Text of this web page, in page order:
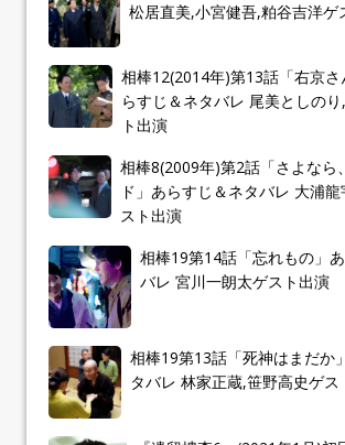
松居直美,小宮健吾,粕谷吉洋ゲ
相棒12(2014年)第13話「右京さ
らすじ＆ネタバレ 尾美としの
ト出演
相棒8(2009年)第2話「さよなら
ド」あらすじ＆ネタバレ 大浦
スト出演
相棒19第14話「忘れもの」
バレ 宮川一朗太ゲスト出演
相棒19第13話「死神はまだか
タバレ 林家正蔵,笹野高史ゲス